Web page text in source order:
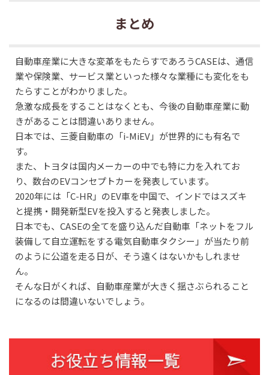
まとめ
自動車産業に大きな変革をもたらすであろうCASEは、通信
業や保険業、サービス業といった様々な業種にも変化をも
たらすことがわかりました。
急激な成長をすることはなくとも、今後の自動車産業に動
きがあることは間違いありません。
日本では、三菱自動車の「i-MiEV」が世界的にも有名で
す。
また、トヨタは国内メーカーの中でも特に力を入れてお
り、数台のEVコンセプトカーを発表しています。
2020年には「C-HR」のEV車を中国で、インドではスズキ
と提携・開発新型EVを投入すると発表しました。
日本でも、CASEの全てを盛り込んだ自動車「ネットをフル
装備して自立運転をする電気自動車タクシー」が当たり前
のように公道を走る日が、そう遠くはないかもしれませ
ん。
そんな日がくれば、自動車産業が大きく揺さぶられること
になるのは間違いないでしょう。